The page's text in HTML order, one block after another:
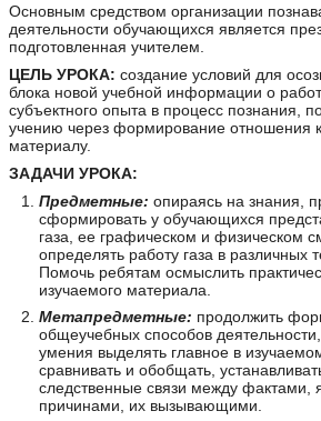
Основным средством организации
деятельности обучающихся является
подготовленная учителем.
ЦЕЛЬ УРОКА: создание условий для
блока новой учебной информации о
субъектного опыта в процесс познания,
учению через формирование отношения
материалу.
ЗАДАЧИ УРОКА:
Предметные: опираясь на знания,
сформировать у обучающихся
газа, ее графическом и физическом
определять работу газа в различных
Помочь ребятам осмыслить
изучаемого материала.
Метапредметные: продолжить
общеучебных способов
умения выделять главное в
сравнивать и обобщать,
следственные связи между фактами,
причинами, их вызывающими.